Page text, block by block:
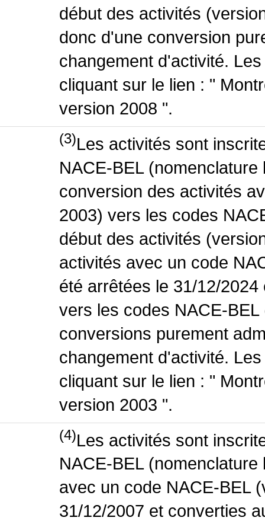
début des activités
donc d'une conversion
changement d'activité.
cliquant sur le lien : "
version 2008 ".
(3)Les activités sont
NACE-BEL
conversion des activités
2003) vers les codes
début des activités
activités avec un code
été arrêtées le 31/12/
vers les codes NACE-
conversions purement
changement d'activité.
cliquant sur le lien : "
version 2003 ".
(4)Les activités sont
NACE-BEL
avec un code NACE-BEL
31/12/2007 et converties